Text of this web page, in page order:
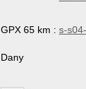
GPX 65 km : s-
Dany